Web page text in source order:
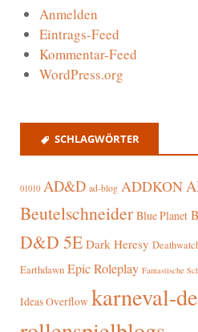
Anmelden
Eintrags-Feed
Kommentar-Feed
WordPress.org
SCHLAGWÖRTER
01010 AD&D ad-blog ADDKON
Beutelschneider Blue Planet
D&D 5E Dark Heresy
Earthdawn Epic Roleplay Fantastische
Ideas Overflow karneval-